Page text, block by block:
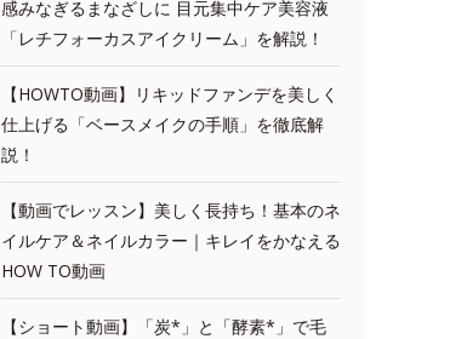
感みなぎるまなざしに 目元集中ケア美容液
「レチフォーカスアイクリーム」を解説！
【HOWTO動画】リキッドファンデを美しく
仕上げる「ベースメイクの手順」を徹底解
説！
【動画でレッスン】美しく長持ち！基本のネ
イルケア＆ネイルカラー｜キレイをかなえる
HOW TO動画
【ショート動画】「炭*」と「酵素*」で毛